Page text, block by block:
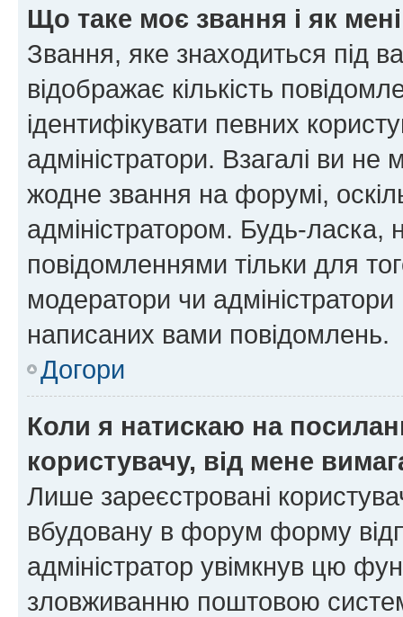
Що таке моє звання і як
Звання, яке знаходиться під
відображає кількість
ідентифікувати певних
адміністратори. Взагалі ви
жодне звання на форумі,
адміністратором. Будь-
повідомленнями тільки для
модератори чи
написаних вами повідомлень.
Догори
Коли я натискаю на
користувачу, від мене
Лише зареєстровані
вбудовану в форум форму
адміністратор увімкнув цю
зловживанню поштовою